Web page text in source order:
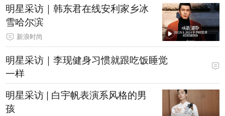
明星采访｜韩东君在线安利家乡冰
雪哈尔滨
新浪时尚
明星采访｜李现健身习惯就跟吃饭睡觉
一样
明星采访 | 白宇帆表演系风格的男
孩